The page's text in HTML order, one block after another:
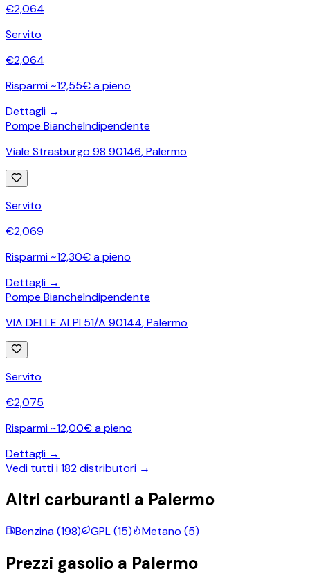
€2,064
Servito
€2,064
Risparmi ~12,55€ a pieno
Dettagli →
Pompe BiancheIndipendente
Viale Strasburgo 98 90146,Palermo
Servito
€2,069
Risparmi ~12,30€ a pieno
Dettagli →
Pompe BiancheIndipendente
VIA DELLE ALPI 51/A 90144,Palermo
Servito
€2,075
Risparmi ~12,00€ a pieno
Dettagli →
Vedi tutti i182distributori →
Altri carburanti a Palermo
Benzina(198) GPL(15) Metano (5)
Prezzi gasolio a Palermo